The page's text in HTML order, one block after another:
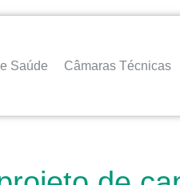
Saúde Câmaras Técnicas